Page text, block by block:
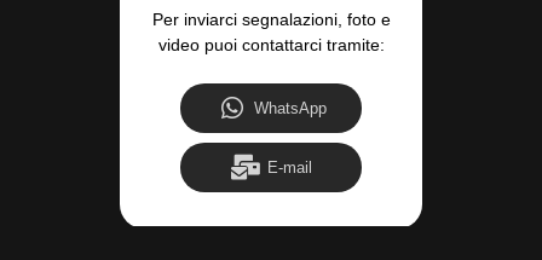
Per inviarci segnalazioni, foto e
video puoi contattarci tramite:
WhatsApp
E-mail